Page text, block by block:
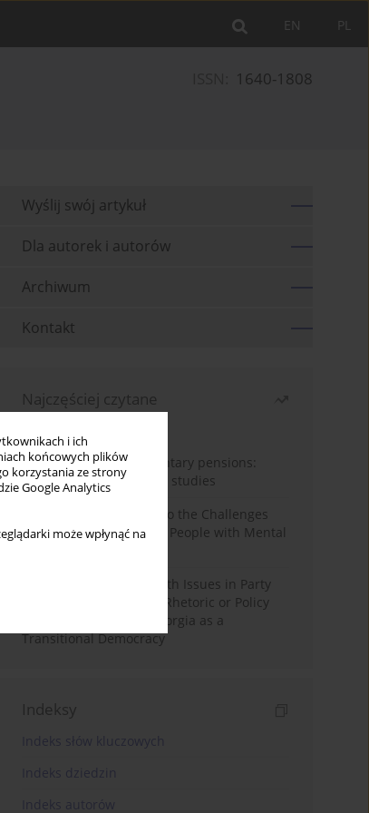
i ich
końcowych plików
korzystania ze strony
Google Analytics
może wpłynąć na
PL
EN
1640-1808
Wyślij swój artykuł
Dla autorek i autorów
Archiwum
Kontakt
Najczęściej czytane
Auto-enrolment in voluntary pensions:
Comparative OECD case studies
Bibliometric Insights into the Challenges
and Needs of Homeless People with Mental
The Politicisation of Youth Issues in Party
Programmes: Symbolic Rhetoric or Policy
Priority? The Case of Georgia as a
Transitional Democracy
Indeksy
Indeks słów kluczowych
Indeks dziedzin
Indeks autorów